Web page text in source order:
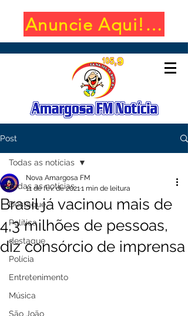
Anuncie Aqui!
Post
Todas as notícias
Destaque
Política
destaque
Polícia
Entretenimento
Música
São João
Todas as notícias
Brasil já vacinou mais de
4,3 milhões de pessoas,
diz consórcio de imprensa
Nova Amargosa FM
11 de fev. de 20211 min de leitura